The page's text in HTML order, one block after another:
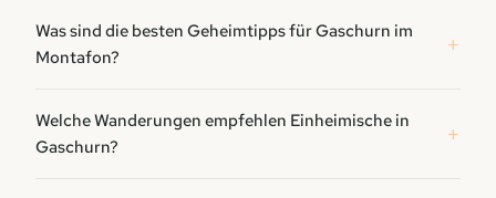
Was sind die besten Geheimtipps für Gaschurn im
Montafon?
Welche Wanderungen empfehlen Einheimische in
Gaschurn?